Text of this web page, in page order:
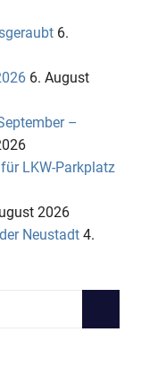
6.
6. August
–
LKW-Parkplatz
2026
Neustadt 4.